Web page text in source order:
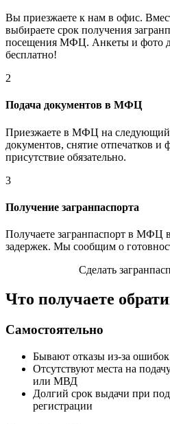
Вы приезжаете к нам в офис.
выбираете срок получения
посещения МФЦ. Анкеты и фото
бесплатно!
2
Подача документов в МФЦ
Приезжаете в МФЦ на следующий
документов, снятие отпечатков
присутствие обязательно.
3
Получение загранпаспорта
Получаете загранпаспорт в МФЦ
задержек. Мы сообщим о
Сделать
Что получаете
Самостоятельно
Бывают отказы из-за
Отсутствуют места на
или МВД
Долгий срок выдачи при
регистрации